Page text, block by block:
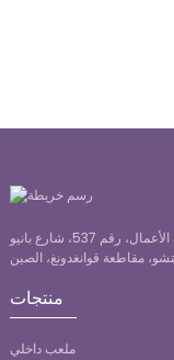
الغرفة 504، المنطقة 3، المبنى 1، مركز بانشان لريادة الأعمال، رقم 537، شارع بانيو
مقاطعة قوانغدونغ، الصين
منتجات
ملعب داخلي